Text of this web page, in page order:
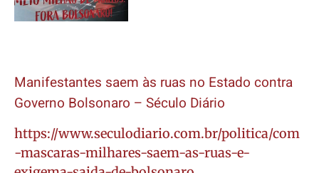
Manifestantes saem às ruas no Estado contra
Governo Bolsonaro – Século Diário
https://www.seculodiario.com.br/politica/com
-mascaras-milhares-saem-as-ruas-e-